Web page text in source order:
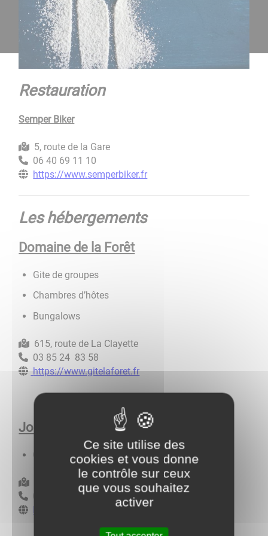
Restauration
Semper Biker
5, route de la Gare
06 40 69 11 10
https://www.semperbiker.fr
Les hébergements
Domaine de la Forêt
Gite de groupes
Chambres d’hôtes
Bungalows
615, route de La Clayette
03 85 24 83 58
https://www.gitelaforet.fr
Jour de Fête
Gite de groupes
295, rue du Bourg
06 72 06 00 98
http://www.gitejourdefete.fr/gite
Ce site utilise des
cookies et vous donne
le contrôle sur ceux
que vous souhaitez
activer